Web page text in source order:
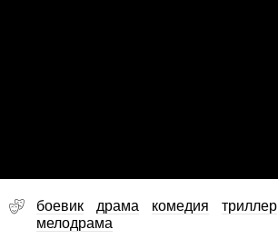
боевик драма комедия триллер
мелодрама